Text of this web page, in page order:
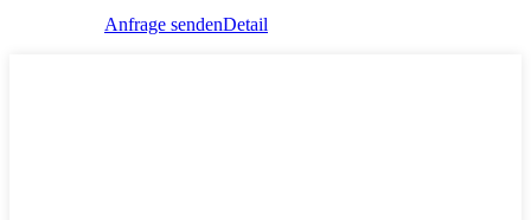
Anfrage sendenDetail